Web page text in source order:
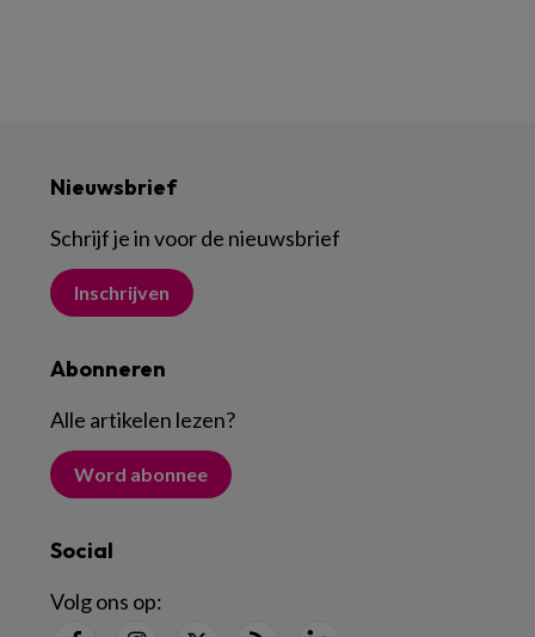
Nieuwsbrief
Schrijf je in voor de nieuwsbrief
Inschrijven
Abonneren
Alle artikelen lezen?
Word abonnee
Social
Volg ons op: